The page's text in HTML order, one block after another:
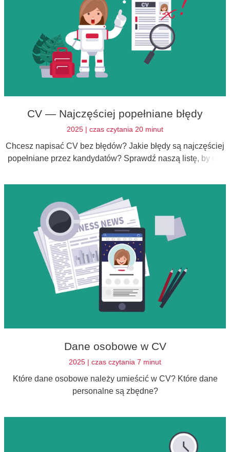
CV — Najczęściej popełniane błędy
2025 | czas czytania 20 minut
Chcesz napisać CV bez błędów? Jakie błędy są najczęściej
popełniane przez kandydatów? Sprawdź naszą listę, by ich
Dane osobowe w CV
2025 | czas czytania 7 minut
Które dane osobowe należy umieścić w CV? Które dane
personalne są zbędne?